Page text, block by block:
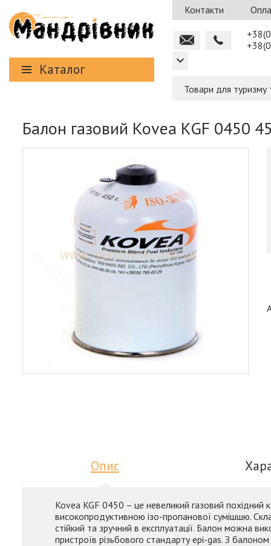
Каталог
Контакти
Товари для туризму
Балон газовий Kovea KGF 0450
Опис
Kovea KGF 0450 – це невеликий газовий похідний
високопродуктивною ізо-пропанової сумішшю.
стійкий та зручний в експлуатації. Балон можна
пристроїв різьбового стандарту epi-gas. З